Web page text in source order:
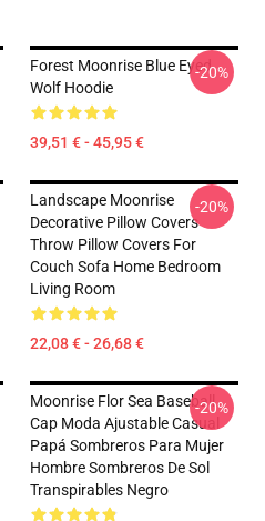
Forest Moonrise Blue Eyed
Wolf Hoodie
39,51 € - 45,95 €
-20%
Landscape Moonrise
Decorative Pillow Covers
Throw Pillow Covers For
Couch Sofa Home Bedroom
Living Room
22,08 € - 26,68 €
-20%
Moonrise Flor Sea Baseball
Cap Moda Ajustable Casual
Papá Sombreros Para Mujer
Hombre Sombreros De Sol
Transpirables Negro
-20%